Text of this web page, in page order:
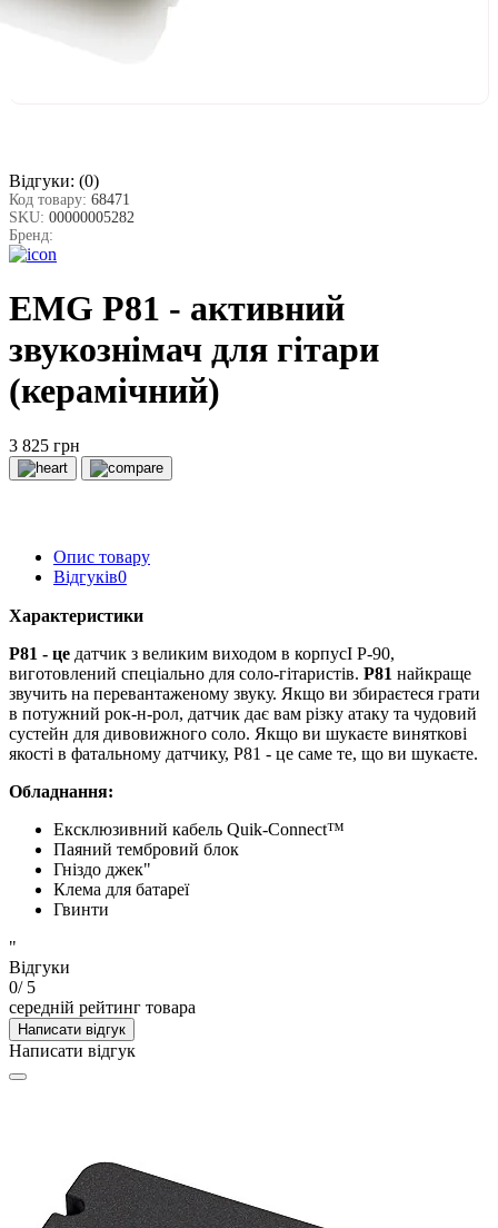
Відгуки: (0)
Код товару: 68471
SKU: 00000005282
Бренд:
EMG P81 - активний
звукознімач для гітари
(керамічний)
3 825 грн
Опис товару
Відгуків0
Характеристики
Р81 - це датчик з великим виходом в корпусІ Р-90,
виготовлений спеціально для соло-гітаристів. P81 найкраще
звучить на перевантаженому звуку. Якщо ви збираєтеся грати
в потужний рок-н-рол, датчик дає вам різку атаку та чудовий
сустейн для дивовижного соло. Якщо ви шукаєте виняткові
якості в фатальному датчику, P81 - це саме те, що ви шукаєте.
Обладнання:
Ексклюзивний кабель Quik-Connect™
Паяний тембровий блок
Гніздо джек"
Клема для батареї
Гвинти
"
Відгуки
0/ 5
середній рейтинг товара
Написати відгук
Написати відгук